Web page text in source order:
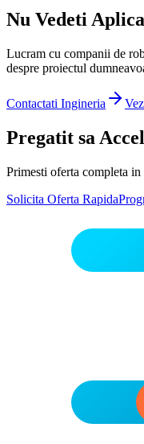
Nu Vedeti
Lucram cu companii de
despre proiectul
Contactati Ingineria
Pregatit sa
Primesti oferta completa
Solicita Oferta Rapida